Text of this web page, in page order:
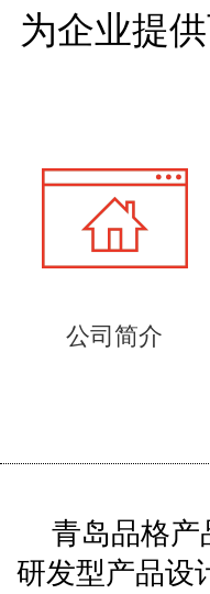
为企业提
公司简介
青岛品格产
研发型产品设